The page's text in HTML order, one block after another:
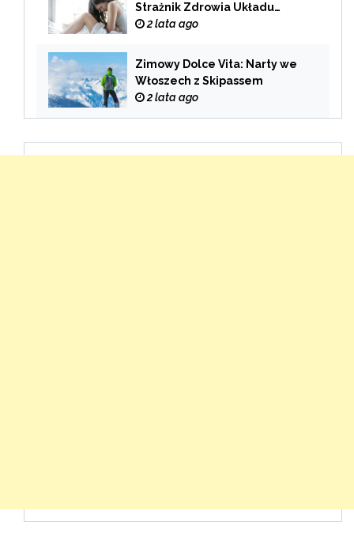
Strażnik Zdrowia Układu
Pokarmowego
2 lata ago
Zimowy Dolce Vita: Narty we
Włoszech z Skipassem
2 lata ago